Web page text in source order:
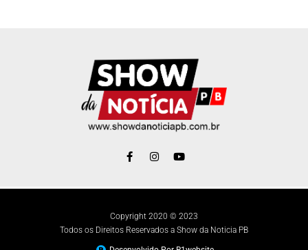
Copyright 2020 © 2023
Todos os Direitos Reservados a Show da Noticia PB